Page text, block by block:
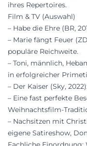
ihres Repertoires.
Film & TV (Auswahl)
– Habe die Ehre (BR,
– Marie fängt Feuer
populäre Reichweite.
– Toni, männlich,
in erfolgreicher
– Der Kaiser (Sky,
– Eine fast perfekte
Weihnachtsfilm-
– Nachsitzen mit
eigene Satireshow,